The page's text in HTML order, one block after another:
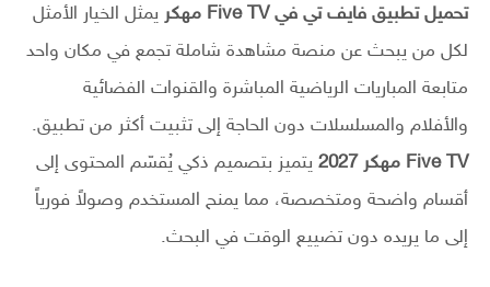
تحميل تطبيق فايف تي في Five TV مهكر
يمثل الخيار الأمثل
لكل من يبحث عن منصة مشاهدة شاملة تجمع في مكان واحد
متابعة المباريات الرياضية المباشرة والقنوات الفضائية
والأفلام والمسلسلات دون الحاجة إلى تثبيت أكثر من تطبيق.
Five TV مهكر 2027
يتميز بتصميم ذكي يُقسّم المحتوى إلى
أقسام واضحة ومتخصصة، مما يمنح المستخدم وصولاً فورياً
إلى ما يريده دون تضييع الوقت في البحث.